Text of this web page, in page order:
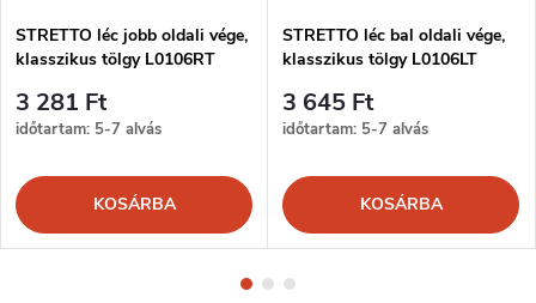
STRETTO léc jobb oldali vége,
klasszikus tölgy L0106RT
3 281 Ft
időtartam: 5-7 alvás
KOSÁRBA
STRETTO léc bal oldali vége,
klasszikus tölgy L0106LT
3 645 Ft
időtartam: 5-7 alvás
KOSÁRBA